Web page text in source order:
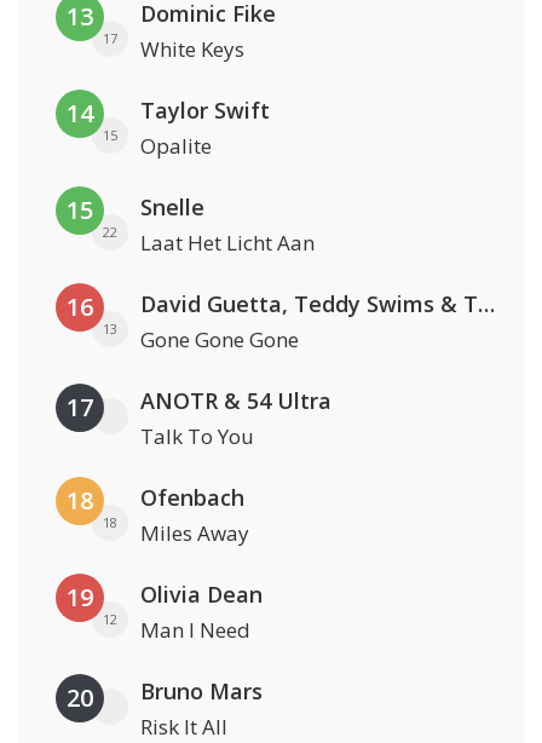
13
17
Dominic Fike
White Keys
14
15
Taylor Swift
Opalite
15
22
Snelle
Laat Het Licht Aan
16
13
David Guetta, Teddy Swims & Tones And I
Gone Gone Gone
17 ANOTR & 54 Ultra
Talk To You
18
18
Ofenbach
Miles Away
19
12
Olivia Dean
Man I Need
20 Bruno Mars
Risk It All